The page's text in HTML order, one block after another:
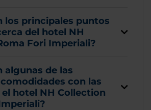
los principales puntos
del hotel NH
Fori Imperiali?
algunas de las
con las
hotel NH Collection